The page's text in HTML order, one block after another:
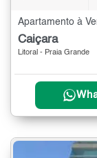
Apartamento à
Caiçara
Litoral - Praia Grande